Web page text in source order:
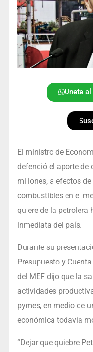
Únete
El ministro de
defendió el aporte de
millones, a efectos
combustibles en el
quiere de la petrolera
inmediata del país.
Durante su
Presupuesto y
del MEF dijo que la
actividades
pymes, en medio de
económica todavía
“Dejar que quiebre